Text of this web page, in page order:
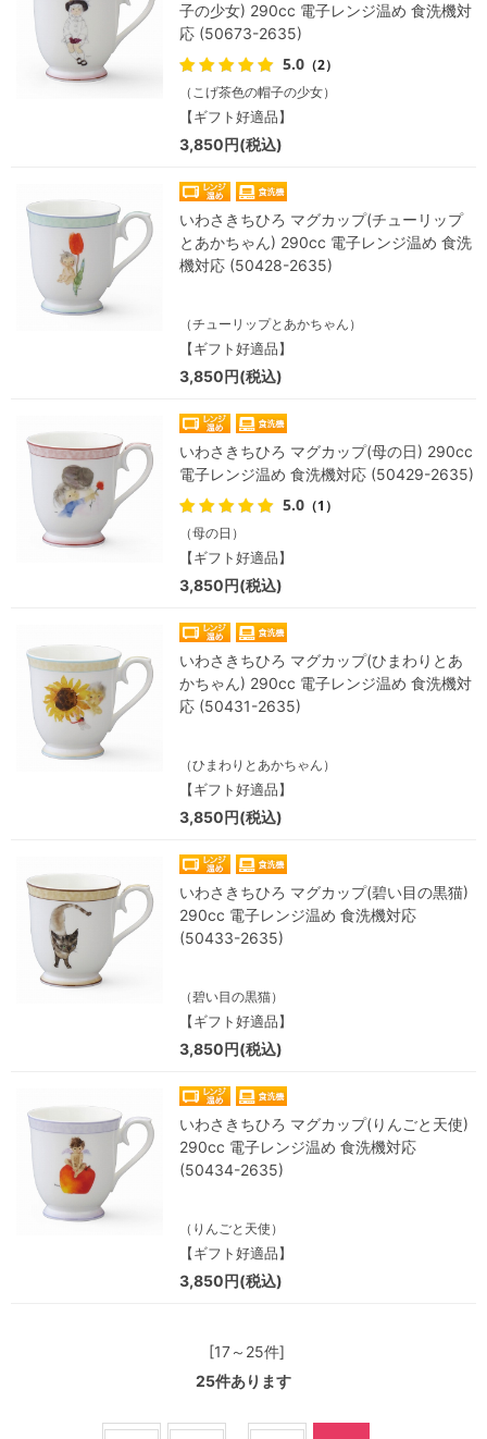
子の少女) 290cc 電子レンジ温め 食洗機対
応 (50673-2635)
5.0 （2）
（こげ茶色の帽子の少女）
【ギフト好適品】
3,850円(税込)
いわさきちひろ マグカップ(チューリップ
とあかちゃん) 290cc 電子レンジ温め 食洗
機対応 (50428-2635)
（チューリップとあかちゃん）
【ギフト好適品】
3,850円(税込)
いわさきちひろ マグカップ(母の日) 290cc
電子レンジ温め 食洗機対応 (50429-2635)
5.0 （1）
（母の日）
【ギフト好適品】
3,850円(税込)
いわさきちひろ マグカップ(ひまわりとあ
かちゃん) 290cc 電子レンジ温め 食洗機対
応 (50431-2635)
（ひまわりとあかちゃん）
【ギフト好適品】
3,850円(税込)
いわさきちひろ マグカップ(碧い目の黒猫)
290cc 電子レンジ温め 食洗機対応
(50433-2635)
（碧い目の黒猫）
【ギフト好適品】
3,850円(税込)
いわさきちひろ マグカップ(りんごと天使)
290cc 電子レンジ温め 食洗機対応
(50434-2635)
（りんごと天使）
【ギフト好適品】
3,850円(税込)
[17～25件]
25件あります